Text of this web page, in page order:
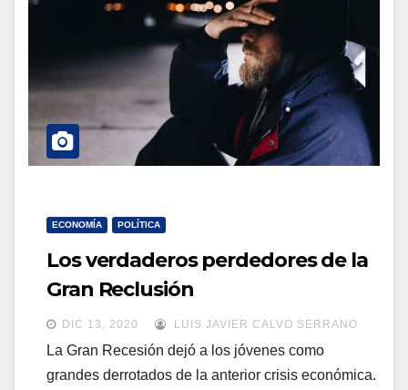
ECONOMÍA POLÍTICA
Los verdaderos perdedores de la
Gran Reclusión
DIC 13, 2020 LUIS JAVIER CALVO SERRANO
La Gran Recesión dejó a los jóvenes como
grandes derrotados de la anterior crisis económica.